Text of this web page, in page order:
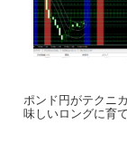
ポンド円がテクニ
味しいロングに育て